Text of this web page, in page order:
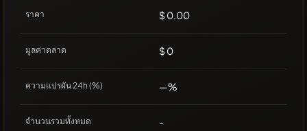
ราคา $ 0.00
มูลค่าตลาด $ 0
ความแปรผัน 24h (%) —%
จำนวนรวมทั้งหมด -